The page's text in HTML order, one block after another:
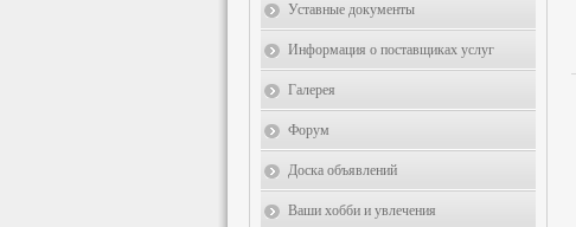
Уставные документы
Информация о поставщиках услуг
Галерея
Форум
Доска объявлений
Ваши хобби и увлечения